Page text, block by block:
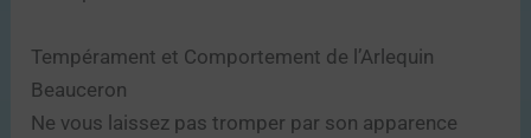
Tempérament et Comportement de l’Arlequin
Beauceron
Ne vous laissez pas tromper par son apparence